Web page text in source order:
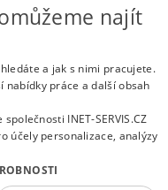
- zaměstnání
|Odstranění inzerátu|
najít
a jak s nimi pracujete.
nabídky práce a další obsah
INET-SERVIS.CZ
účely personalizace, analýzy